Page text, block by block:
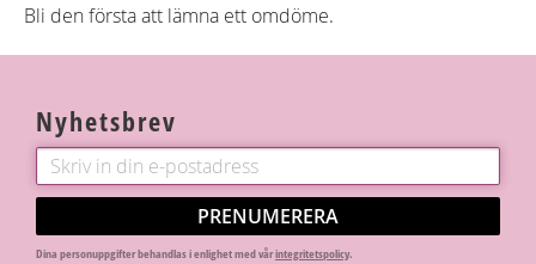
Bli den första att lämna ett omdöme.
Nyhetsbrev
PRENUMERERA
Dina personuppgifter behandlas i enlighet med vårintegritetspolicy.